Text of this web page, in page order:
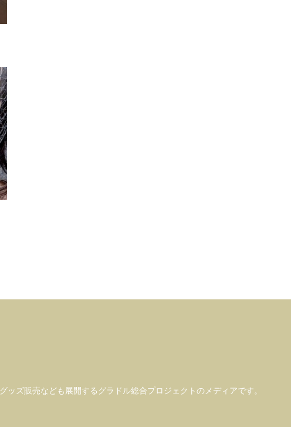
グッズ販売なども展開するグラドル総合プロジェクトのメディアです。